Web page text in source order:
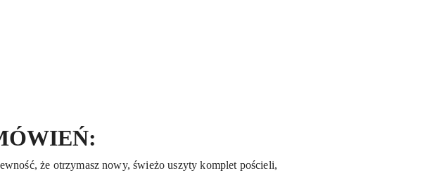
że otrzymasz nowy, świeżo uszyty komplet pościeli,